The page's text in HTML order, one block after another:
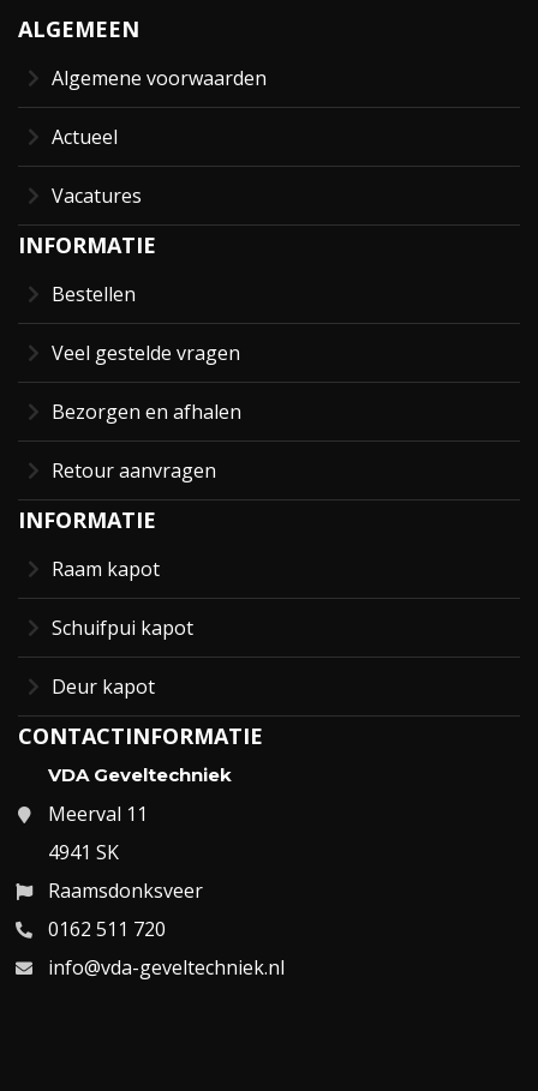
ALGEMEEN
Algemene voorwaarden
Actueel
Vacatures
INFORMATIE
Bestellen
Veel gestelde vragen
Bezorgen en afhalen
Retour aanvragen
INFORMATIE
Raam kapot
Schuifpui kapot
Deur kapot
CONTACTINFORMATIE
VDA Geveltechniek
Meerval 11
4941 SK
Raamsdonksveer
0162 511 720
info@vda-geveltechniek.nl